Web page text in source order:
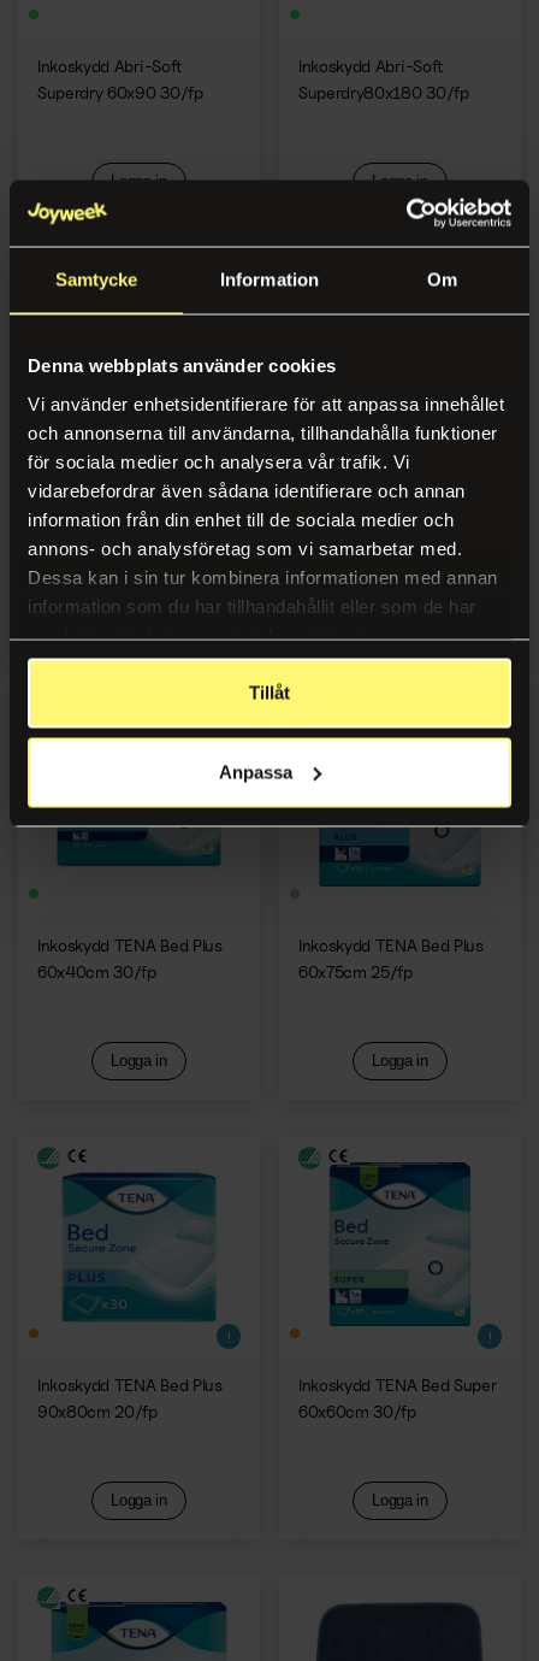
Samtycke Information Om
Denna webbplats använder cookies
Vi använder enhetsidentifierare för att anpassa innehållet
och annonserna till användarna, tillhandahålla funktioner
för sociala medier och analysera vår trafik. Vi
vidarebefordrar även sådana identifierare och annan
information från din enhet till de sociala medier och
annons- och analysföretag som vi samarbetar med.
Dessa kan i sin tur kombinera informationen med annan
information som du har tillhandahållit eller som de har
samlat in när du har använt deras tjänster.
Tillåt
Anpassa
Inkoskydd Abri-Soft
Superdry 60x90 30/fp
Logga in
Inkoskydd Abri-Soft
Superdry80x180 30/fp
Logga in
Normal 60x60cm 40/fp
180x80cm 20/fp
Inkoskydd TENA Bed Plus
60x40cm 30/fp
Logga in
Inkoskydd TENA Bed Plus
60x75cm 25/fp
Logga in
Inkoskydd TENA Bed Plus
90x80cm 20/fp
Logga in
Inkoskydd TENA Bed Super
60x60cm 30/fp
Logga in